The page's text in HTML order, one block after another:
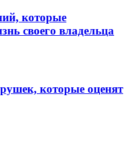
которые
своего владельца
которые оценят